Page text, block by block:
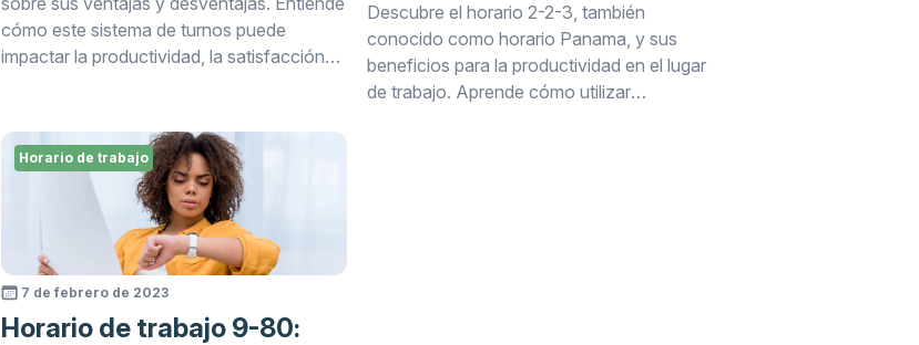
cómo este sistema de turnos puede
impactar la productividad, la satisfacción
Descubre el horario 2-2-3, también
conocido como horario Panama, y sus
beneficios para la productividad en el lugar
de trabajo. Aprende cómo utilizar
7 de febrero de 2023
Horario de trabajo 9-80:
Horario de trabajo